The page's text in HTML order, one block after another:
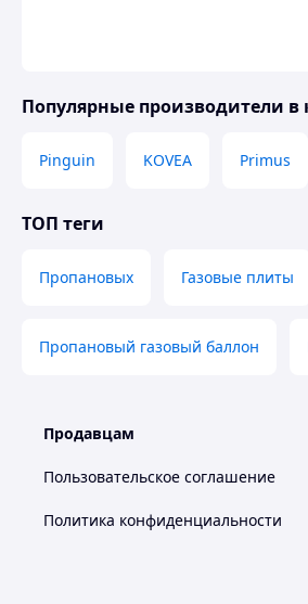
Популярные производители в
Pinguin KOVEA Primus
ТОП теги
Пропановых Газовые плиты
Пропановый газовый баллон
Продавцам
Пользовательское соглашение
Политика конфиденциальности